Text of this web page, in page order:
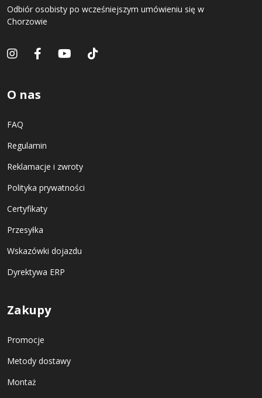
Odbiór osobisty po wcześniejszym umówieniu się w
Chorzowie
O nas
FAQ
Regulamin
Reklamacje i zwroty
Polityka prywatności
Certyfikaty
Przesyłka
Wskazówki dojazdu
Dyrektywa ERP
Zakupy
Promocje
Metody dostawy
Montaż